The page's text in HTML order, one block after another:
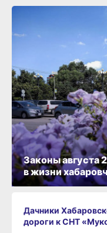
Дачники
дороги к СНТ
Законы августа
в жизни